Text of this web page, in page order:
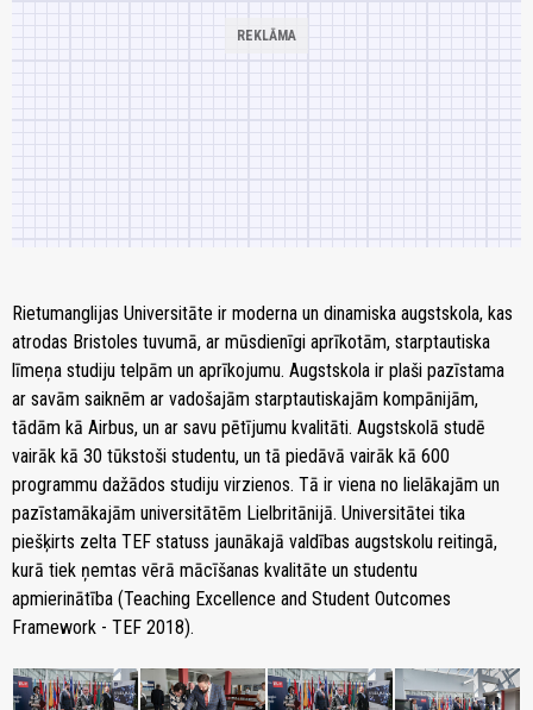
Rietumanglijas Universitāte ir moderna un dinamiska augstskola, kas
atrodas Bristoles tuvumā, ar mūsdienīgi aprīkotām, starptautiska
līmeņa studiju telpām un aprīkojumu. Augstskola ir plaši pazīstama
ar savām saiknēm ar vadošajām starptautiskajām kompānijām,
tādām kā Airbus, un ar savu pētījumu kvalitāti. Augstskolā studē
vairāk kā 30 tūkstoši studentu, un tā piedāvā vairāk kā 600
programmu dažādos studiju virzienos. Tā ir viena no lielākajām un
pazīstamākajām universitātēm Lielbritānijā. Universitātei tika
piešķirts zelta TEF statuss jaunākajā valdības augstskolu reitingā,
kurā tiek ņemtas vērā mācīšanas kvalitāte un studentu
apmierinātība (Teaching Excellence and Student Outcomes
Framework - TEF 2018).